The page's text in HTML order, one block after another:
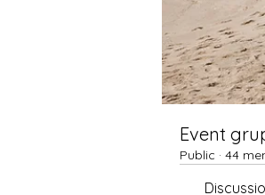
Event
Public · 44